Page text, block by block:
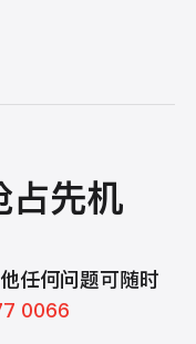
占先机
任何问题可随时
0066